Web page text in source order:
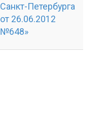
Санкт-Петербурга
от 26.06.2012
№648»